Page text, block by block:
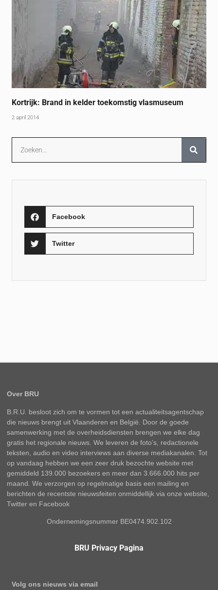
Kortrijk: Brand in kelder toekomstig vlasmuseum
2 april 2014
Facebook
Twitter
Over BRU
B.R.U. besloot zich om te vormen tot een actualiteitsagentschap
die nieuws brengt uit Vlaanderen en België. Door de goede
samenwerking met de overheidsdiensten brengen we elke dag
gratis het regionale nieuws. We leveren de foto’s, redactionele
teksten, audio en video interviews aan diverse mediakanalen. Tot
op vandaag hebben we een zeer druk bezochte website met
gemiddeld 139.000 bezoekers en meer dan 3.666.000 hits per
maand. We verzorgen op regelmatige basis een mailing en
berichten de recentste nieuwsfeiten onmiddellijk via onze website,
Twitter en Facebook
Ondernemingsnummer BE0474.902.102
BRU Privacy Pagina
Volg ons nieuws via email